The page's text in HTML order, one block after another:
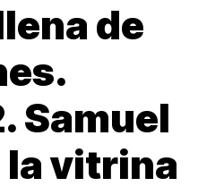
de
Samuel
la vitrina